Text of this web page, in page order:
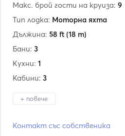
Макс. брой гости на круиза: 9
Тип лодка: Моторна яхта
Дължина: 58 ft (18 m)
Бани: 3
Кухни: 1
Кабини: 3
+ повече
Контакт със собственика